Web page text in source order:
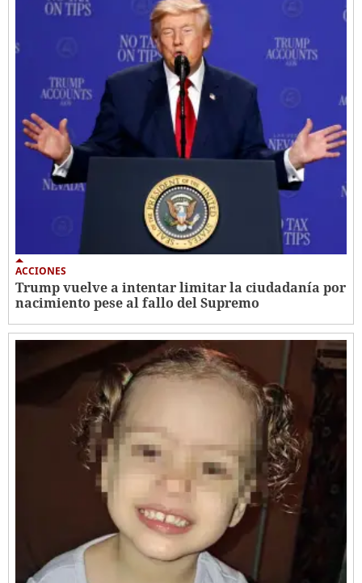
ACCIONES
Trump vuelve a intentar limitar la ciudadanía por
nacimiento pese al fallo del Supremo